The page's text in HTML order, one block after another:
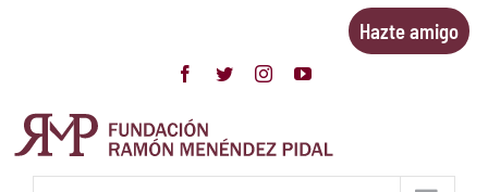
Hazte amigo
Facebook
TwitterInstagramYouTube